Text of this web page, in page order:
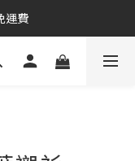
運費